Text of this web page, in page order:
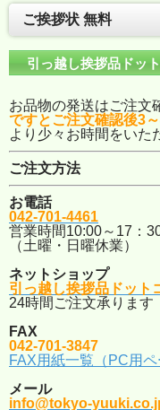
ご挨拶状 無料
引っ越し挨拶品ドッ
お品物の発送はご注文
ですとご注文確認後3
より少々お時間をいた
ご注文方法
お電話
042-701-4461
営業時間10:00～17：
（土曜・日曜休業）
ネットショップ
引っ越し挨拶品ドット
24時間ご注文承ります
FAX
042-701-3847
FAX用紙一覧（PC用ペ
メール
info@tokyo-